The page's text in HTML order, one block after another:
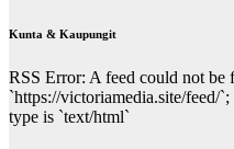
Kunta & Kaupungit
RSS Error: A feed could not be
`https://victoriamedia.site/feed/
type is `text/html`